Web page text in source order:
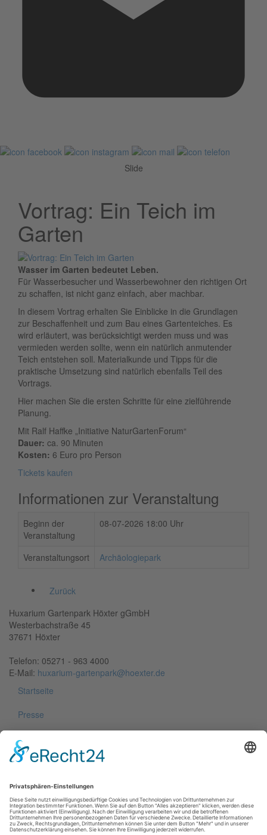
Slide
Vortrag: Ein Teich im
Garten
Wasser im Garten bedeutet Leben.
Für Wasserbesucher und Wasserbewohner den richtigen Ort
zu schaffen, ist nicht ganz einfach, aber machbar.
In diesem Vortrag erhalten Sie Einblicke in die Grundlagen
zur Beschaffenheit und zum Bau eines Gartenteiches. Es
wird erläutert, was berücksichtigt werden muss und was
vermieden werden sollte, wenn ein natürlich anmutender
Teich entstehen soll. Materialkunde und Tipps für die
praktische Umsetzung sind natürlich ebenfalls Teil des
Vortrags.
Hier machen Sie die ersten Schritte für eine zielführende
Planung.
Mit Ralf Haffke „Initiative NaturGartenForum“
Dauer: ca. 90 Minuten
Kosten: 6 Euro pro Person
Tickets kaufen
Informationen zur Veranstaltung
Beginn der
Veranstaltung
08-07-2026 18:00 Uhr
Veranstaltungsort Archäologiepark
Zurück
Huxarium Gartenpark Höxter gGmbH
Westerbachstraße 45
37671 Höxter
Telefon: 05271 - 963 4000
E-Mail: huxarium-gartenpark@hoexter.de
Startseite
Presse
Häufige Fragen
Impressum
Datenschutzerklärung
Allgemeine Geschäftsbedingungen